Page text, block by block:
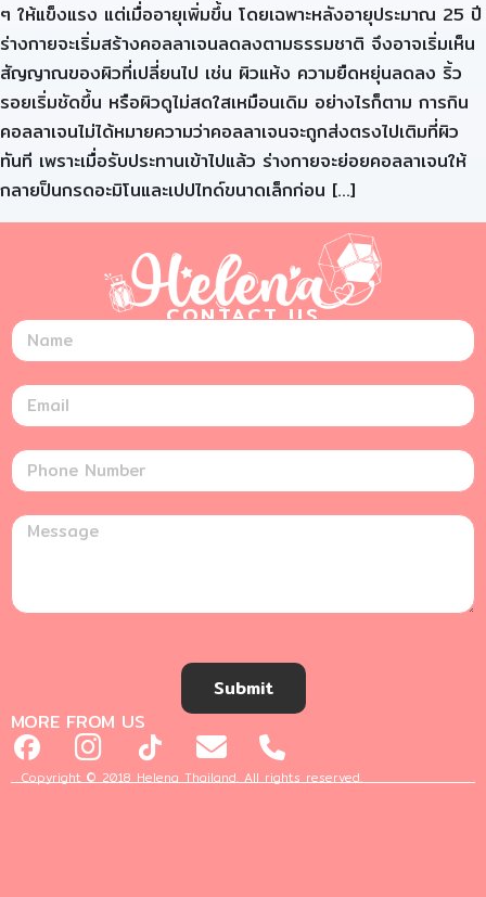
ๆ ให้แข็งแรง แต่เมื่ออายุเพิ่มขึ้น โดยเฉพาะหลังอายุประมาณ 25 ปี
ร่างกายจะเริ่มสร้างคอลลาเจนลดลงตามธรรมชาติ จึงอาจเริ่มเห็น
สัญญาณของผิวที่เปลี่ยนไป เช่น ผิวแห้ง ความยืดหยุ่นลดลง ริ้ว
รอยเริ่มชัดขึ้น หรือผิวดูไม่สดใสเหมือนเดิม อย่างไรก็ตาม การกิน
คอลลาเจนไม่ได้หมายความว่าคอลลาเจนจะถูกส่งตรงไปเติมที่ผิว
ทันที เพราะเมื่อรับประทานเข้าไปแล้ว ร่างกายจะย่อยคอลลาเจนให้
กลายป็นกรดอะมิโนและเปปไทด์ขนาดเล็กก่อน […]
CONTACT US
Submit
MORE FROM US
Copyright © 2018 Helena Thailand. All rights reserved.